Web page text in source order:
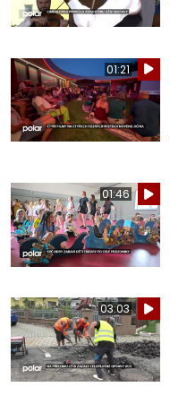
01:21
01:46
03:03